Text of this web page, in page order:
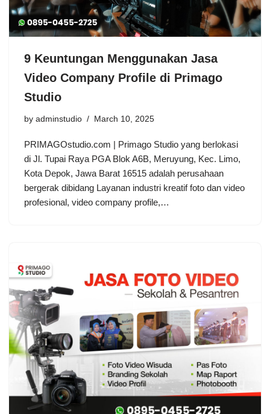
9 Keuntungan Menggunakan Jasa
Video Company Profile di Primago
Studio
by adminstudio March 10, 2025
PRIMAGOstudio.com | Primago Studio yang berlokasi
di Jl. Tupai Raya PGA Blok A6B, Meruyung, Kec. Limo,
Kota Depok, Jawa Barat 16515 adalah perusahaan
bergerak dibidang Layanan industri kreatif foto dan video
profesional, video company profile,…